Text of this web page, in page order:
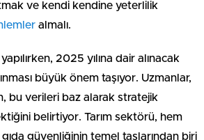
ve kendi kendine yeterlilik
almalı.
2025 yılına dair alınacak
büyük önem taşıyor. Uzmanlar,
bu verileri baz alarak stratejik
belirtiyor. Tarım sektörü, hem
güvenliğinin temel taşlarından biri